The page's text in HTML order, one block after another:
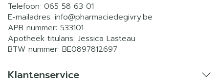
Telefoon: 065 58 63 01
E-mailadres: info@pharmaciedegivry.be
APB nummer: 533101
Apotheek titularis: Jessica Lasteau
BTW nummer: BE0897812697
Klantenservice